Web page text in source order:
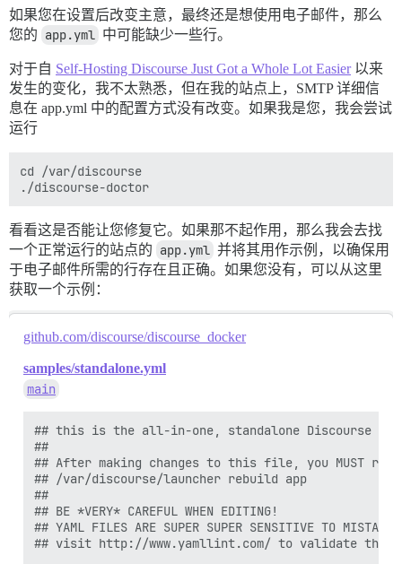
如果您在设置后改变主意，最终还是想使用电子邮件，那么
您的 app.yml 中可能缺少一些行。
对于自 Self-Hosting Discourse Just Got a Whole Lot Easier以来
发生的变化，我不太熟悉，但在我的站点上，SMTP 详细信
息在 app.yml 中的配置方式没有改变。如果我是您，我会尝试
运行
cd /var/discourse
看看这是否能让您修复它。如果那不起作用，那么我会去找
一个正常运行的站点的 app.yml 并将其用作示例，以确保用
于电子邮件所需的行存在且正确。如果您没有，可以从这里
获取一个示例：
github.com/discourse/discourse_docker
samples/standalone.yml
main
## this is the all-in-one, standalone Discourse
##
## After making changes to this file, you MUST
## /var/discourse/launcher rebuild app
##
## BE *VERY* CAREFUL WHEN EDITING!
## YAML FILES ARE SUPER SUPER SENSITIVE TO
## visit http://www.yamllint.com/ to validate this